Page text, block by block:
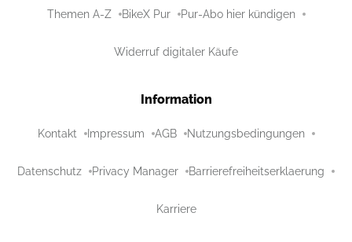
Themen A-Z BikeX Pur Pur-Abo hier kündigen
Widerruf digitaler Käufe
Information
Kontakt Impressum AGB Nutzungsbedingungen
Datenschutz Privacy Manager Barrierefreiheitserklaerung
Karriere